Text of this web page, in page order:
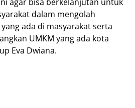
dalam mengolah
ada di masyarakat serta
UMKM yang ada kota
Eva Dwiana.